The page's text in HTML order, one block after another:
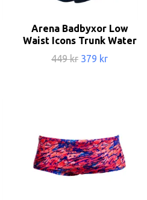
Arena Badbyxor Low
Waist Icons Trunk Water
449 kr 379 kr